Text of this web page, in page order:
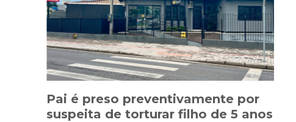
Pai é preso preventivamente por
suspeita de torturar filho de 5 anos